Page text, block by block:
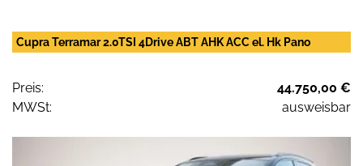
Cupra Terramar 2.0TSI 4Drive ABT AHK ACC el. Hk Pano
Preis:
44.750,00 €
MWSt:
ausweisbar